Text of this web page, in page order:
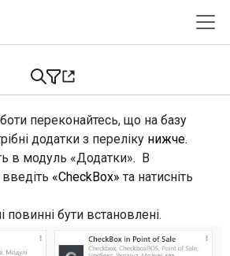
переконайтесь, що на базу
додатки з переліку нижче.
в модуль «Додатки». В
«CheckBox» та натисніть
повинні бути встановлені.